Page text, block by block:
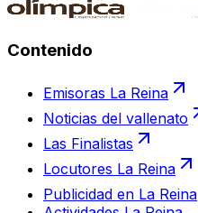
Contenido
Emisoras La Reina
Noticias del vallenato
Las Finalistas
Locutores La Reina
Publicidad en La Reina